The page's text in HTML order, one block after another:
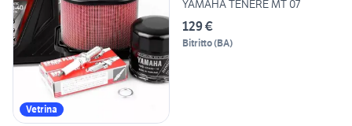
Vetrina
YAMAHA TENERE MT 07
129 €
Bitritto(BA)